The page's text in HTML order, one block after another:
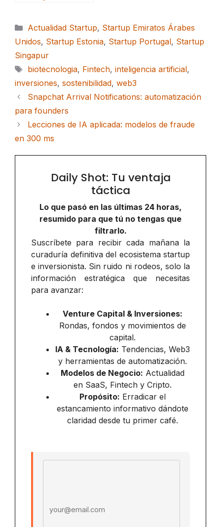
Categorías
Actualidad Startup, Startup Emiratos Árabes
Unidos, Startup Estonia, Startup Portugal, Startup
Singapur
Etiquetas
biotecnologia, Fintech, inteligencia artificial,
inversiones, sostenibilidad, web3
Snapchat Arrival Notifications: automatización
para founders
Lecciones de IA aplicada: modelos de fraude
en 300 ms
Daily Shot: Tu ventaja
táctica
Lo que pasó en las últimas 24 horas,
resumido para que tú no tengas que
filtrarlo.
Suscríbete para recibir cada mañana la
curaduría definitiva del ecosistema startup
e inversionista. Sin ruido ni rodeos, solo la
información estratégica que necesitas
para avanzar:
Venture Capital & Inversiones:
Rondas, fondos y movimientos de
capital.
IA & Tecnología: Tendencias, Web3
y herramientas de automatización.
Modelos de Negocio: Actualidad
en SaaS, Fintech y Cripto.
Propósito: Erradicar el
estancamiento informativo dándote
claridad desde tu primer café.